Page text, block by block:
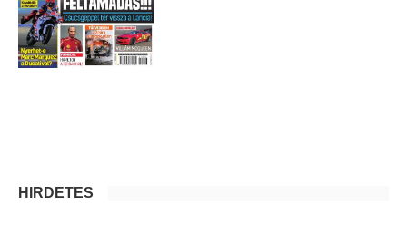
HIRDETÉS